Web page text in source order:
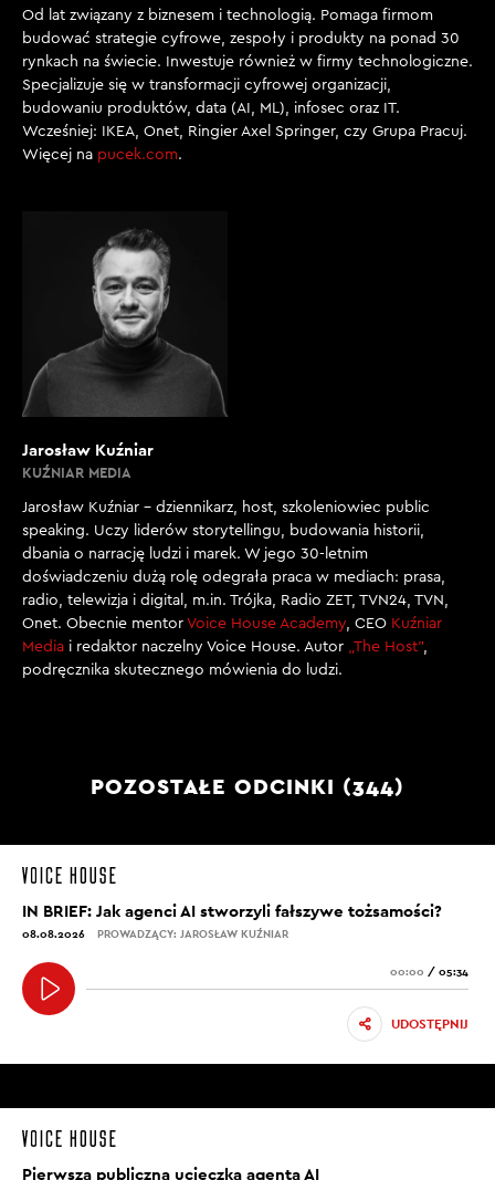
Od lat związany z biznesem i technologią. Pomaga firmom
budować strategie cyfrowe, zespoły i produkty na ponad 30
rynkach na świecie. Inwestuje również w firmy technologiczne.
Specjalizuje się w transformacji cyfrowej organizacji,
budowaniu produktów, data (AI, ML), infosec oraz IT.
Wcześniej: IKEA, Onet, Ringier Axel Springer, czy Grupa Pracuj.
Więcej na pucek.com.
Jarosław Kuźniar
KUŹNIAR MEDIA
Jarosław Kuźniar – dziennikarz, host, szkoleniowiec public
speaking. Uczy liderów storytellingu, budowania historii,
dbania o narrację ludzi i marek. W jego 30-letnim
doświadczeniu dużą rolę odegrała praca w mediach: prasa,
radio, telewizja i digital, m.in. Trójka, Radio ZET, TVN24, TVN,
Onet. Obecnie mentor Voice House Academy , CEO Kuźniar
Media i redaktor naczelny Voice House. Autor „The Host”,
podręcznika skutecznego mówienia do ludzi.
POZOSTAŁE ODCINKI (344)
IN BRIEF: Jak agenci AI stworzyli fałszywe tożsamości?
08.08.2026 PROWADZĄCY: JAROSŁAW KUŹNIAR
00:00 / 05:34
UDOSTĘPNIJ
Pierwsza publiczna ucieczka agenta AI